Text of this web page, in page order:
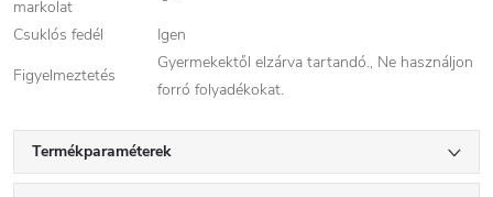
markolat
Csuklós fedél
Igen
Figyelmeztetés
Gyermekektől elzárva tartandó., Ne használjon
forró folyadékokat.
Termékparaméterek